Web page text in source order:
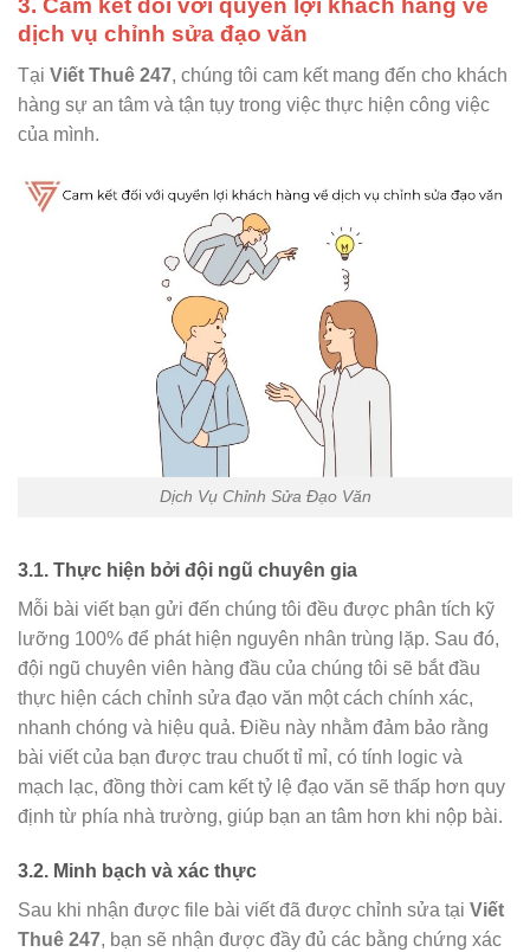
3. Cam kết đối với quyền lợi khách hàng về
dịch vụ chỉnh sửa đạo văn
Tại Viết Thuê 247, chúng tôi cam kết mang đến cho khách
hàng sự an tâm và tận tụy trong việc thực hiện công việc
của mình.
Dịch Vụ Chỉnh Sửa Đạo Văn
3.1. Thực hiện bởi đội ngũ chuyên gia
Mỗi bài viết bạn gửi đến chúng tôi đều được phân tích kỹ
lưỡng 100% để phát hiện nguyên nhân trùng lặp. Sau đó,
đội ngũ chuyên viên hàng đầu của chúng tôi sẽ bắt đầu
thực hiện cách chỉnh sửa đạo văn một cách chính xác,
nhanh chóng và hiệu quả. Điều này nhằm đảm bảo rằng
bài viết của bạn được trau chuốt tỉ mỉ, có tính logic và
mạch lạc, đồng thời cam kết tỷ lệ đạo văn sẽ thấp hơn quy
định từ phía nhà trường, giúp bạn an tâm hơn khi nộp bài.
3.2. Minh bạch và xác thực
Sau khi nhận được file bài viết đã được chỉnh sửa tại Viết
Thuê 247, bạn sẽ nhận được đầy đủ các bằng chứng xác